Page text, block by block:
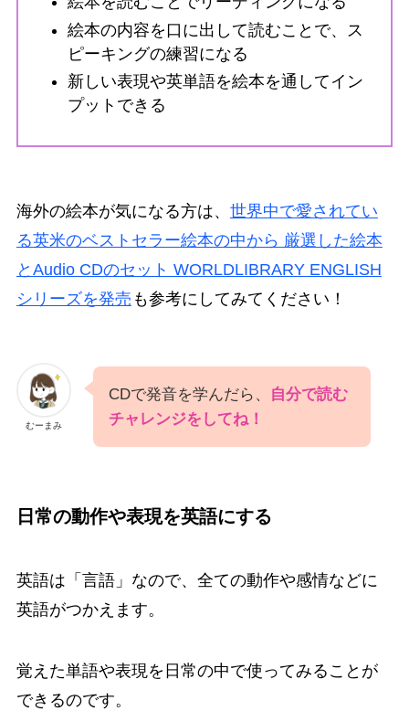
絵本の内容を口に出して読むことで、ス
ピーキングの練習になる
新しい表現や英単語を絵本を通してイン
プットできる
海外の絵本が気になる方は、 世界中で愛されてい
る英米のベストセラー絵本の中から 厳選した絵本
とAudio CDのセット WORLDLIBRARY ENGLISH
シリーズを発売 も参考にしてみてください！
むーまみ
CDで発音を学んだら、
自分で読む
チャレンジをしてね！
日常の動作や表現を英語にする
英語は「言語」なので、全ての動作や感情などに
英語がつかえます。
覚えた単語や表現を日常の中で使ってみることが
できるのです。